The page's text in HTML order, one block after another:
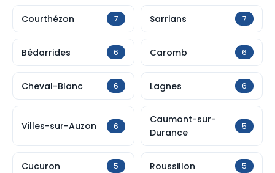
Courthézon 7 Sarrians 7
Bédarrides 6 Caromb 6
Cheval-Blanc 6 Lagnes 6
Villes-sur-Auzon 6
Caumont-sur-
Durance
5
Cucuron 5 Roussillon 5